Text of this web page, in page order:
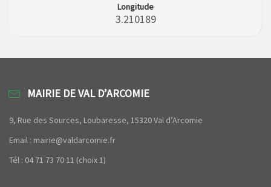
Longitude
3.210189
MAIRIE DE VAL D’ARCOMIE
9, Rue des Sources, Loubaresse, 15320 Val d’Arcomie
Email : mairie@valdarcomie.fr
Tél : 04 71 73 70 11 (choix 1)